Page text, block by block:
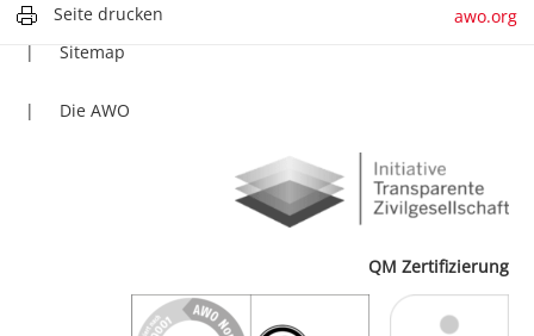
Seite drucken awo.org
Sitemap
Die AWO
QM Zertifizierung